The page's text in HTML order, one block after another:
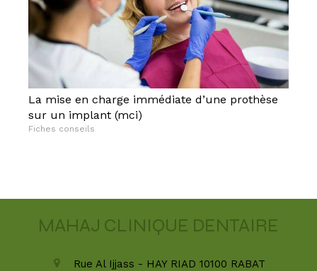
La mise en charge immédiate d’une prothèse
sur un implant (mci)
Fiches conseils
MAHAJ CLINIQUE DENTAIRE
Rue Al Ijjass - HAY RIAD 10100 RABAT